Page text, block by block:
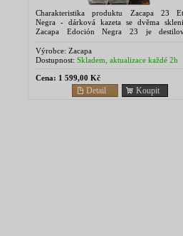
Charakteristika produktu Zacapa 23
Negra - dárková kazeta se dvěma
Zacapa Edoción Negra 23 je
cukrové třtiny. Zraje systémem...
Výrobce: Zacapa
Dostupnost: Skladem, aktualizace každé 2h
Cena: 1 599,00 Kč
Koupit
Detail